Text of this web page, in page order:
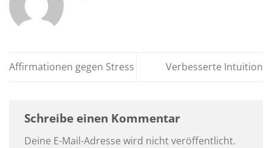
Affirmationen gegen Stress Verbesserte Intuition
Schreibe einen Kommentar
Deine E-Mail-Adresse wird nicht veröffentlicht.